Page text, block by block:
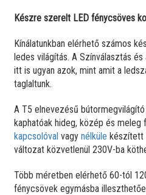
Készre szerelt LED fénycsöves
Kínálatunkban elérhető számos
ledes világítás. A Színválasztás
itt is ugyan azok, mint amit a
taglaltunk.
A T5 elnevezésű
kaphatóak hideg, közép és meleg
kapcsolóval vagy nélküle készített
változat közvetlenül 230V-ba
Több méretben elérhető 60-tól
fénycsövek egymásba